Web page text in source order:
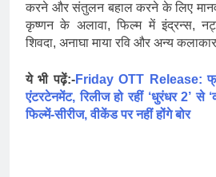
करने और संतुलन बहाल करने के लिए
कृष्णन के अलावा, फिल्म में इंद्रन्स,
शिवदा, अनाघा माया रवि और अन्य
ये भी पढ़ें:-Friday OTT Release:
एंटरटेनमेंट, रिलीज हो रहीं ‘धुरंधर 2’ से
फिल्में-सीरीज, वीकेंड पर नहीं होंगे बोर